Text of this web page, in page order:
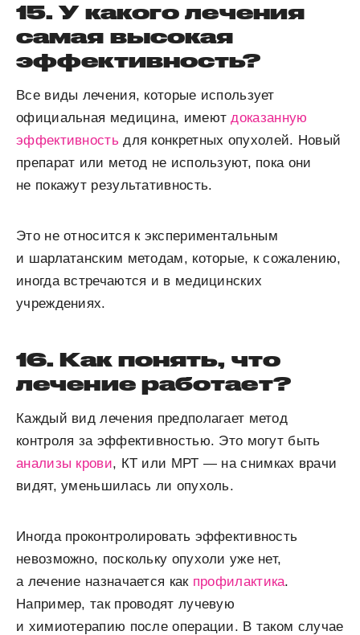
15. У какого лечения
самая высокая
эффективность?
Все виды лечения, которые использует
официальная медицина, имеютдоказанную
эффективность для конкретных опухолей. Новый
препарат или метод не используют, пока они
не покажут результативность.
Это не относится к экспериментальным
и шарлатанским методам, которые, к сожалению,
иногда встречаются и в медицинских
учреждениях.
16. Как понять, что
лечение работает?
Каждый вид лечения предполагает метод
контроля за эффективностью. Это могут быть
анализы крови, КТ или МРТ — на снимках врачи
видят, уменьшилась ли опухоль.
Иногда проконтролировать эффективность
невозможно, поскольку опухоли уже нет,
а лечение назначается как профилактика.
Например, так проводят лучевую
и химиотерапию после операции. В таком случае